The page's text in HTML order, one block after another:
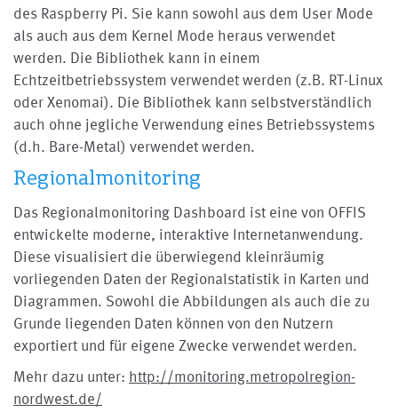
des Raspberry Pi. Sie kann sowohl aus dem User Mode
als auch aus dem Kernel Mode heraus verwendet
werden. Die Bibliothek kann in einem
Echtzeitbetriebssystem verwendet werden (z.B. RT-Linux
oder Xenomai). Die Bibliothek kann selbstverständlich
auch ohne jegliche Verwendung eines Betriebssystems
(d.h. Bare-Metal) verwendet werden.
Regionalmonitoring
Das Regionalmonitoring Dashboard ist eine von OFFIS
entwickelte moderne, interaktive Internetanwendung.
Diese visualisiert die überwiegend kleinräumig
vorliegenden Daten der Regionalstatistik in Karten und
Diagrammen. Sowohl die Abbildungen als auch die zu
Grunde liegenden Daten können von den Nutzern
exportiert und für eigene Zwecke verwendet werden.
Mehr dazu unter: http://monitoring.metropolregion-
nordwest.de/